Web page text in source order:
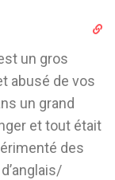
un gros
abusé de vos
un grand
et tout était
des